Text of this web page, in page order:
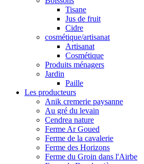
Tisane
Jus de fruit
Cidre
cosmétique/artisanat
Artisanat
Cosmétique
Produits ménagers
Jardin
Paille
Les producteurs
Anik cremerie paysanne
Au gré du levain
Cendrea nature
Ferme Ar Goued
Ferme de la cavalerie
Ferme des Horizons
Ferme du Groin dans l'Airbe